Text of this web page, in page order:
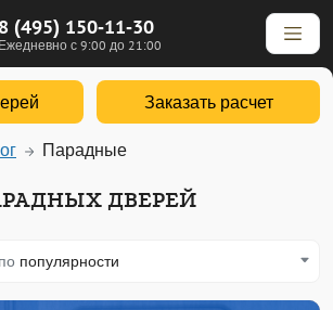
8 (495) 150-11-30
Ежедневно с 9:00 до 21:00
Заказать расчет
Парадные
ДВЕРЕЙ
популярности